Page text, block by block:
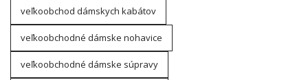
veľkoobchod dámskych kabátov
veľkoobchodné dámske nohavice
veľkoobchodné dámske súpravy